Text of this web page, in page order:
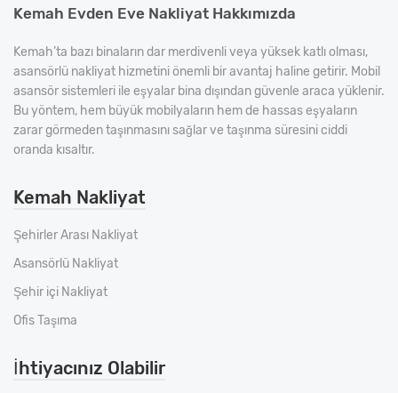
Kemah Evden Eve Nakliyat Hakkımızda
Kemah’ta bazı binaların dar merdivenli veya yüksek katlı olması,
asansörlü nakliyat hizmetini önemli bir avantaj haline getirir. Mobil
asansör sistemleri ile eşyalar bina dışından güvenle araca yüklenir.
Bu yöntem, hem büyük mobilyaların hem de hassas eşyaların
zarar görmeden taşınmasını sağlar ve taşınma süresini ciddi
oranda kısaltır.
Kemah Nakliyat
Şehirler Arası Nakliyat
Asansörlü Nakliyat
Şehir içi Nakliyat
Ofis Taşıma
İhtiyacınız Olabilir